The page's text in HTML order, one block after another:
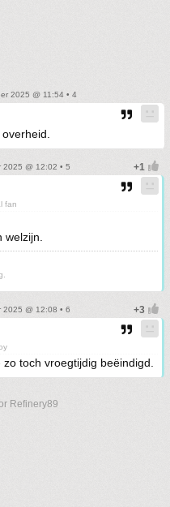
2025 @ 11:54 • 4
2025 @ 12:02 • 5
fan
2025 @ 12:08 • 6
toch vroegtijdig beëindigd.
Refinery89